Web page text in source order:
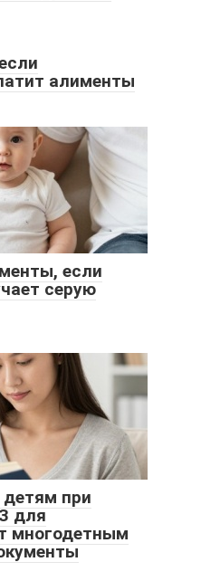
алименты
если
серую
при
для
многодетным